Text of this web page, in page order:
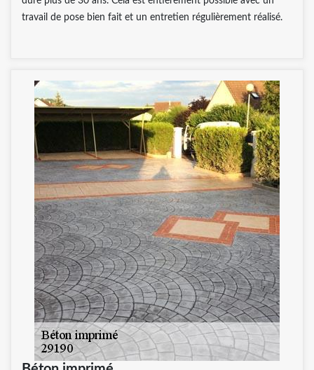
travail de pose bien fait et un entretien régulièrement réalisé.